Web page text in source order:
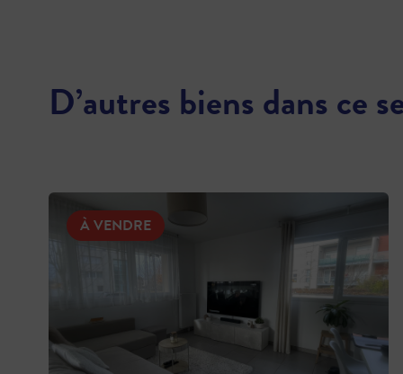
D’autres biens dans ce
À VENDRE